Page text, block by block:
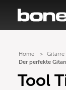
Home Gitarre
Der perfekte
Tool